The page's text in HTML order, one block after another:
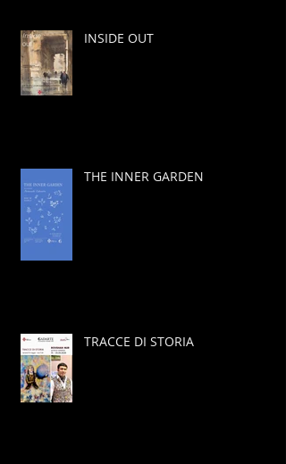
INSIDE OUT
THE INNER GARDEN
TRACCE DI STORIA